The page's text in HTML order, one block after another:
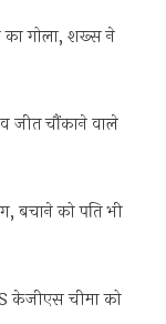
का गोला, शख्स ने
जीत चौंकाने वाले
बचाने को पति भी
केजीएस चीमा को